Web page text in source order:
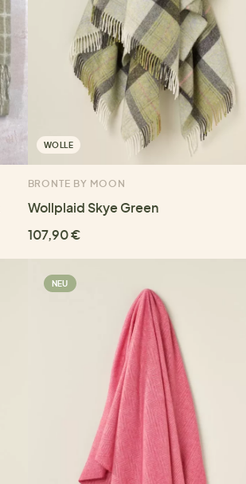
WOLLE
BRONTE BY MOON
Wollplaid Skye Green
107,90 €
NEU